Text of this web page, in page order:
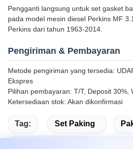
Pengganti langsung untuk set gasket
pada model mesin diesel Perkins MF
Perkins dari tahun 1963-2014.
Pengiriman & Pembayaran
Metode pengiriman yang tersedia:
Ekspres
Pilihan pembayaran: T/T, Deposit 30%,
Ketersediaan stok: Akan dikonfirmasi
Tag: Set Paking